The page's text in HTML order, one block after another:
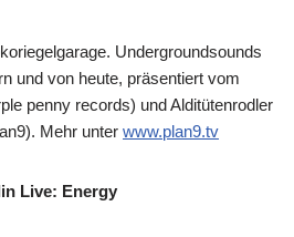
Undergroundsounds
und von heute, präsentiert vom
penny records) und Alditütenrodler
Mehr unter www.plan9.tv
Live: Energy